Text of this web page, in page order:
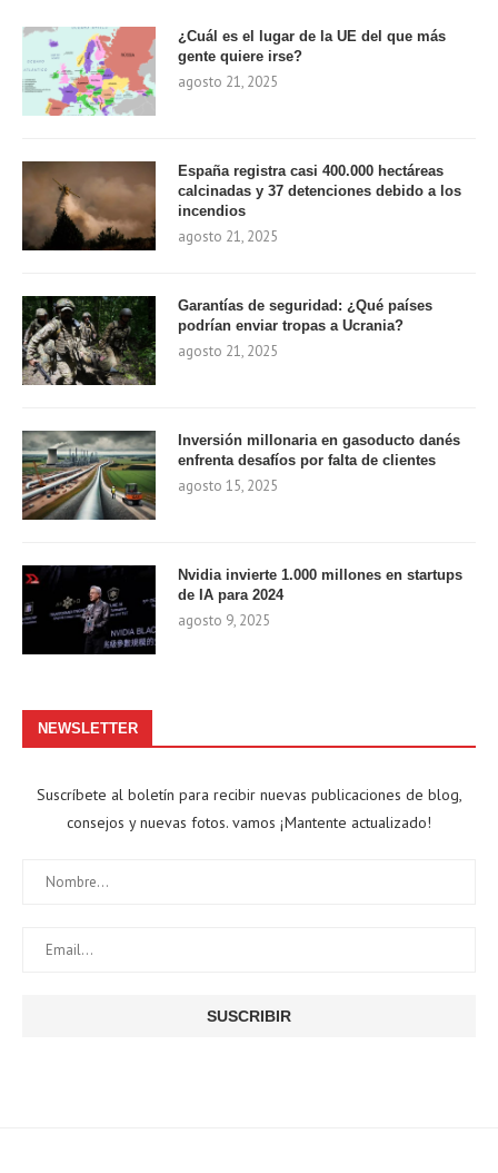
¿Cuál es el lugar de la UE del que más
gente quiere irse?
agosto 21, 2025
España registra casi 400.000 hectáreas
calcinadas y 37 detenciones debido a los
incendios
agosto 21, 2025
Garantías de seguridad: ¿Qué países
podrían enviar tropas a Ucrania?
agosto 21, 2025
Inversión millonaria en gasoducto danés
enfrenta desafíos por falta de clientes
agosto 15, 2025
Nvidia invierte 1.000 millones en startups
de IA para 2024
agosto 9, 2025
NEWSLETTER
Suscríbete al boletín para recibir nuevas publicaciones de blog,
consejos y nuevas fotos. vamos ¡Mantente actualizado!